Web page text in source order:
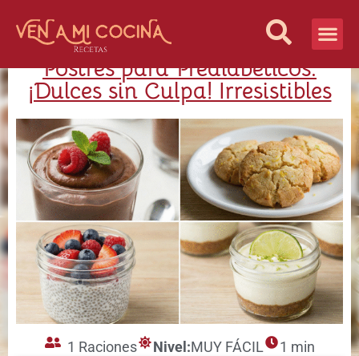
Postres para Prediabéticos:
¡Dulces sin Culpa! Irresistibles
1 Raciones Nivel:MUY FÁCIL 1 min